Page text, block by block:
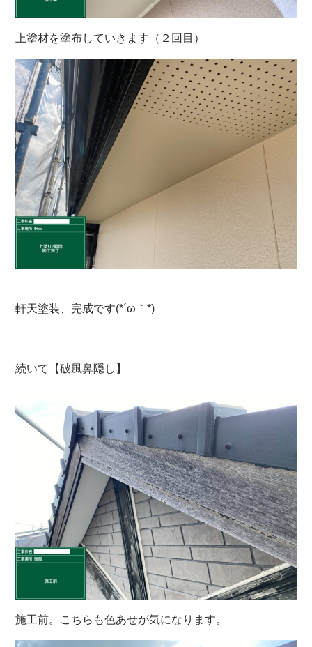
上塗材を塗布していきます（２回目）
軒天塗装、完成です(*´ω｀*)
続いて【破風鼻隠し】
施工前。こちらも色あせが気になります。